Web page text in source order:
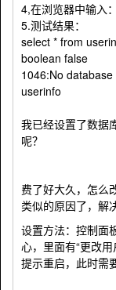
4,在浏览器中输入
5.测试结果：
select * from
boolean false
1046:No
userinfo
我已经设置了数据
呢？
费了好大久，怎么
类似的原因了，解
设置方法：控制面
心，里面有“更改
提示重启，此时需